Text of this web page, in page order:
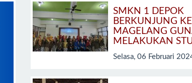
SMKN 1 DEPOK
BERKUNJUNG
MAGELANG
MELAKUKAN
Selasa, 06 Februari